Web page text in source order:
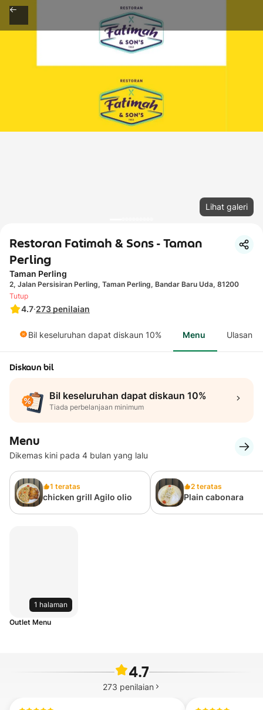
Lihat galeri
Restoran Fatimah & Sons - Taman
Perling
Taman Perling
2, Jalan Persisiran Perling, Taman Perling, Bandar Baru Uda, 81200
4.7·273 penilaian
Tutup
Bil keseluruhan dapat diskaun 10% Menu Ulasan
Diskaun bil
Bil keseluruhan dapat diskaun 10%
Tiada perbelanjaan minimum
Menu
Dikemas kini pada 4 bulan yang lalu
1 teratas
chicken grill Agilo olio
2 teratas
Plain cabonara
1 halaman
Outlet Menu
4.7
273 penilaian